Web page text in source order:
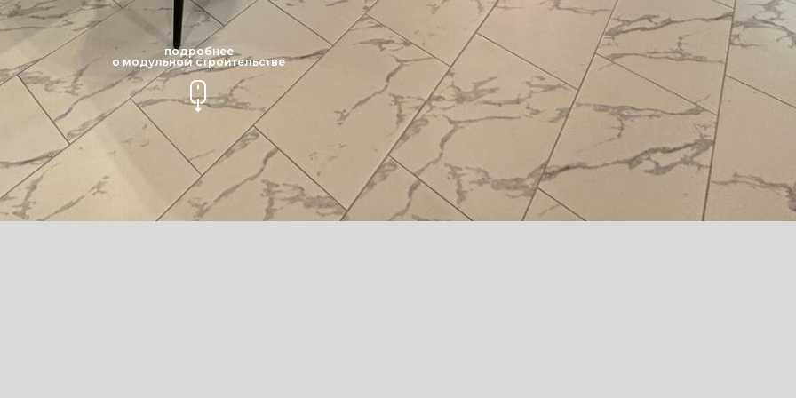
подробнее
о модульном строительстве